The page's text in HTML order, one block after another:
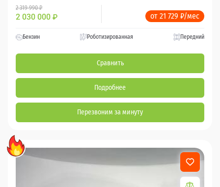
2 319 990 ₽
2 030 000 ₽ от 21 729 ₽/мес
Бензин Роботизированная Передний
Сравнить
Подробнее
Перезвоним за минуту